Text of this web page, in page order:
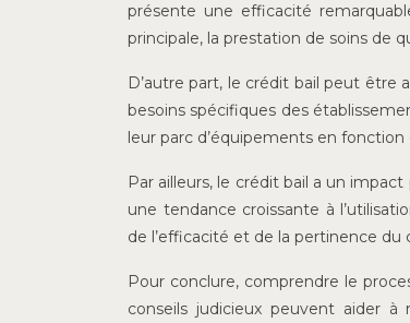
présente une efficacité
principale, la prestation de soins de
D’autre part, le crédit bail peut
besoins spécifiques des
leur parc d’équipements en
Par ailleurs, le crédit bail a un
une tendance croissante à
de l’efficacité et de la pertinence du
Pour conclure, comprendre le
conseils judicieux peuvent aider